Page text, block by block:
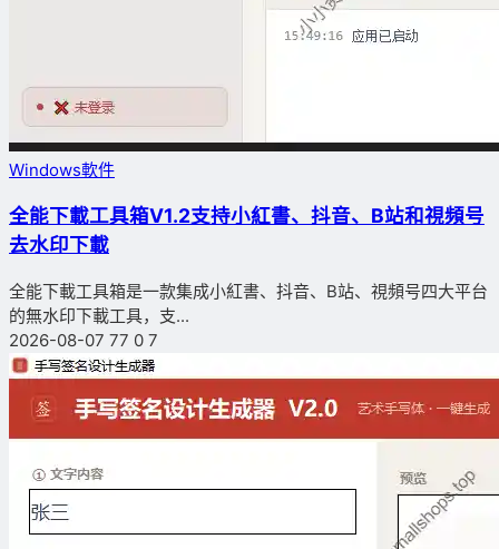
Windows軟件
全能下載工具箱V1.2支持小紅書、抖音、B站和視頻号
去水印下載
全能下載工具箱是一款集成小紅書、抖音、B站、視頻号四大平台
的無水印下載工具，支...
2026-08-07 77 0 7